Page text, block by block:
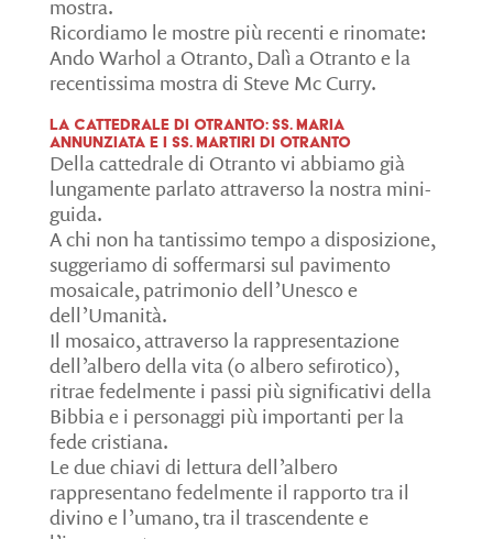
mostra.
Ricordiamo le mostre più recenti e rinomate:
Ando Warhol a Otranto, Dalì a Otranto e la
recentissima mostra di Steve Mc Curry.
La cattedrale di Otranto: SS. Maria
Annunziata e i SS. Martiri di Otranto
Della cattedrale di Otranto vi abbiamo già
lungamente parlato attraverso la nostra mini-
guida.
A chi non ha tantissimo tempo a disposizione,
suggeriamo di soffermarsi sul pavimento
mosaicale, patrimonio dell’Unesco e
dell’Umanità.
Il mosaico, attraverso la rappresentazione
dell’albero della vita (o albero sefirotico),
ritrae fedelmente i passi più significativi della
Bibbia e i personaggi più importanti per la
fede cristiana.
Le due chiavi di lettura dell’albero
rappresentano fedelmente il rapporto tra il
divino e l’umano, tra il trascendente e